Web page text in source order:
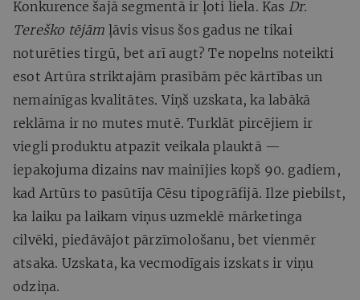
Konkurence šajā segmentā ir ļoti liela. Kas Dr.
Tereško tējām ļāvis visus šos gadus ne tikai
noturēties tirgū, bet arī augt? Te nopelns noteikti
esot Artūra striktajām prasībām pēc kārtības un
nemainīgas kvalitātes. Viņš uzskata, ka labākā
reklāma ir no mutes mutē. Turklāt pircējiem ir
viegli produktu atpazīt veikala plauktā —
iepakojuma dizains nav mainījies kopš 90. gadiem,
kad Artūrs to pasūtīja Cēsu tipogrāfijā. Ilze piebilst,
ka laiku pa laikam viņus uzmeklē mārketinga
cilvēki, piedāvājot pārzīmološanu, bet vienmēr
atsaka. Uzskata, ka vecmodīgais izskats ir viņu
odziņa.